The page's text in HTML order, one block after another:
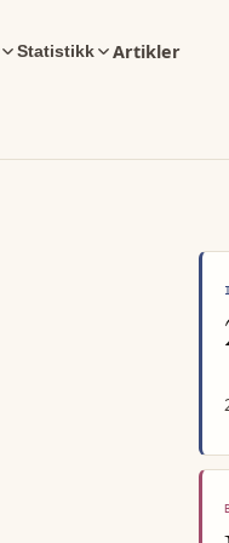
Statistikk Artikler